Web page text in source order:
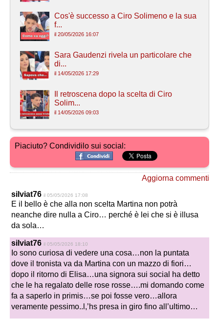
Cos'è successo a Ciro Solimeno e la sua
f...
il 20/05/2026 16:07
Sara Gaudenzi rivela un particolare che
di...
il 14/05/2026 17:29
Il retroscena dopo la scelta di Ciro
Solim...
il 14/05/2026 09:03
Piaciuto? Condividilo sui social:
Aggiorna commenti
silviat76 il 05/05/2026 17:08
E il bello è che alla non scelta Martina non potrà
neanche dire nulla a Ciro… perché è lei che si è illusa
da sola…
silviat76 il 05/05/2026 18:10
Io sono curiosa di vedere una cosa…non la puntata
dove il tronista va da Martina con un mazzo di fiori…
dopo il ritorno di Elisa…una signora sui social ha detto
che le ha regalato delle rose rosse….mi domando come
fa a saperlo in primis…se poi fosse vero…allora
veramente pessimo..l,’hs presa in giro fino all’ultimo…